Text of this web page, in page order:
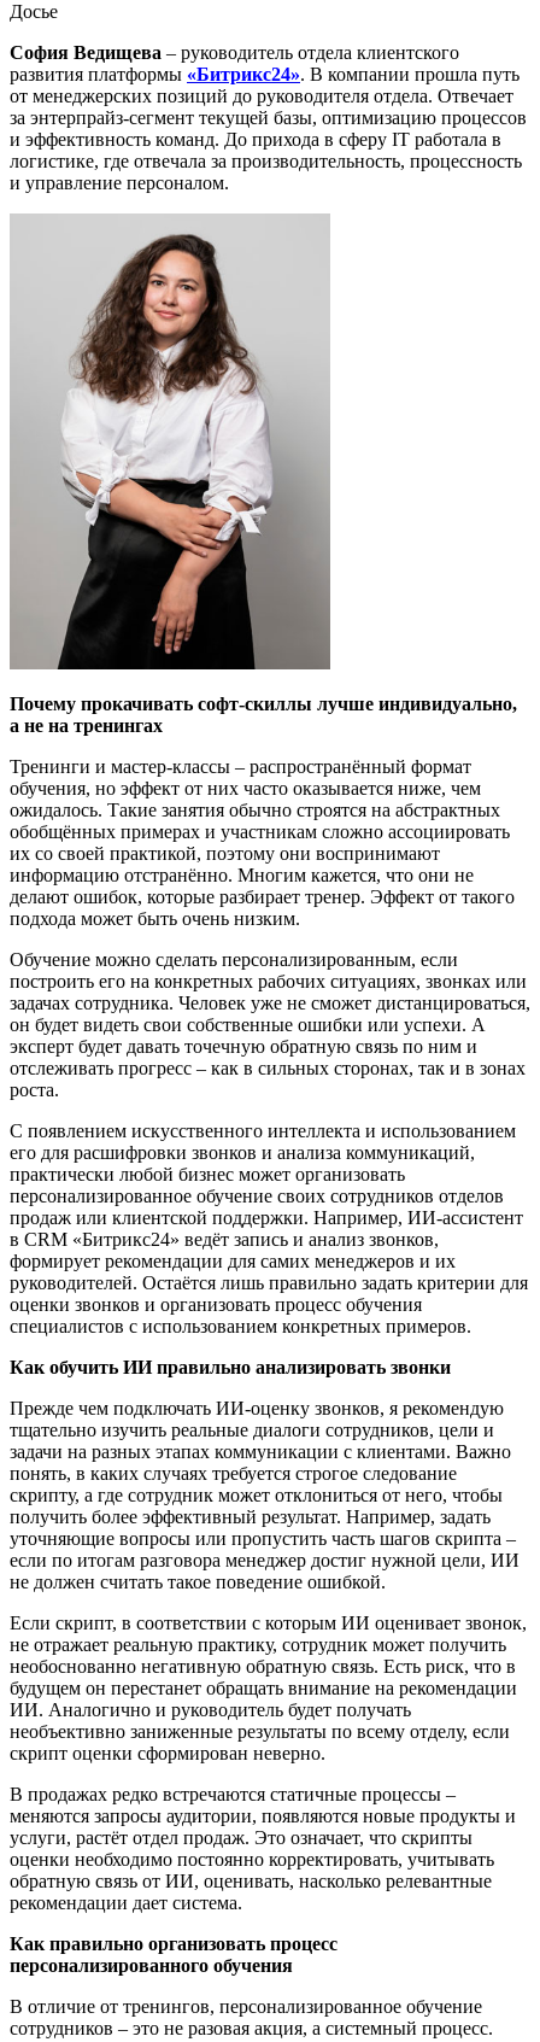
Досье
София Ведищева – руководитель отдела клиентского
развития платформы «Битрикс24». В компании прошла путь
от менеджерских позиций до руководителя отдела. Отвечает
за энтерпрайз-сегмент текущей базы, оптимизацию процессов
и эффективность команд. До прихода в сферу IT работала в
логистике, где отвечала за производительность, процессность
и управление персоналом.
Почему прокачивать софт-скиллы лучше индивидуально,
а не на тренингах
Тренинги и мастер-классы – распространённый формат
обучения, но эффект от них часто оказывается ниже, чем
ожидалось. Такие занятия обычно строятся на абстрактных
обобщённых примерах и участникам сложно ассоциировать
их со своей практикой, поэтому они воспринимают
информацию отстранённо. Многим кажется, что они не
делают ошибок, которые разбирает тренер. Эффект от такого
подхода может быть очень низким.
Обучение можно сделать персонализированным, если
построить его на конкретных рабочих ситуациях, звонках или
задачах сотрудника. Человек уже не сможет дистанцироваться,
он будет видеть свои собственные ошибки или успехи. А
эксперт будет давать точечную обратную связь по ним и
отслеживать прогресс – как в сильных сторонах, так и в зонах
роста.
С появлением искусственного интеллекта и использованием
его для расшифровки звонков и анализа коммуникаций,
практически любой бизнес может организовать
персонализированное обучение своих сотрудников отделов
продаж или клиентской поддержки. Например, ИИ-ассистент
в CRM «Битрикс24» ведёт запись и анализ звонков,
формирует рекомендации для самих менеджеров и их
руководителей. Остаётся лишь правильно задать критерии для
оценки звонков и организовать процесс обучения
специалистов с использованием конкретных примеров.
Как обучить ИИ правильно анализировать звонки
Прежде чем подключать ИИ-оценку звонков, я рекомендую
тщательно изучить реальные диалоги сотрудников, цели и
задачи на разных этапах коммуникации с клиентами. Важно
понять, в каких случаях требуется строгое следование
скрипту, а где сотрудник может отклониться от него, чтобы
получить более эффективный результат. Например, задать
уточняющие вопросы или пропустить часть шагов скрипта –
если по итогам разговора менеджер достиг нужной цели, ИИ
не должен считать такое поведение ошибкой.
Если скрипт, в соответствии с которым ИИ оценивает звонок,
не отражает реальную практику, сотрудник может получить
необоснованно негативную обратную связь. Есть риск, что в
будущем он перестанет обращать внимание на рекомендации
ИИ. Аналогично и руководитель будет получать
необъективно заниженные результаты по всему отделу, если
скрипт оценки сформирован неверно.
В продажах редко встречаются статичные процессы –
меняются запросы аудитории, появляются новые продукты и
услуги, растёт отдел продаж. Это означает, что скрипты
оценки необходимо постоянно корректировать, учитывать
обратную связь от ИИ, оценивать, насколько релевантные
рекомендации дает система.
Как правильно организовать процесс
персонализированного обучения
В отличие от тренингов, персонализированное обучение
сотрудников – это не разовая акция, а системный процесс.